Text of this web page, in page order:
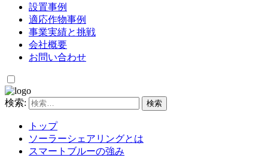
設置事例
適応作物事例
事業実績と挑戦
会社概要
お問い合わせ
検索:
トップ
ソーラーシェアリングとは
スマートブルーの強み